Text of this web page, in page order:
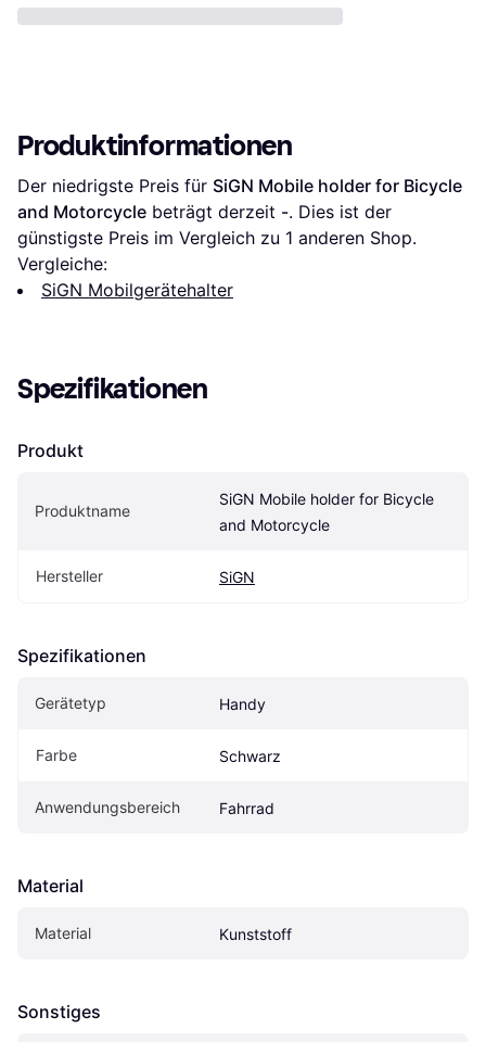
Produktinformationen
Der niedrigste Preis für SiGN Mobile holder for Bicycle
and Motorcycle beträgt derzeit -. Dies ist der
günstigste Preis im Vergleich zu 1 anderen Shop.
Vergleiche:
SiGN Mobilgerätehalter
Spezifikationen
Produkt
Produktname
SiGN Mobile holder for Bicycle
and Motorcycle
Hersteller SiGN
Spezifikationen
Gerätetyp Handy
Farbe Schwarz
Anwendungsbereich Fahrrad
Material
Material Kunststoff
Sonstiges